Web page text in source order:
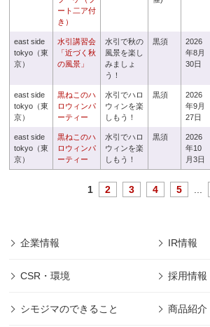
ート二ア付
き）
east side
tokyo（東
京）
水引講習会
「近づく秋
の風景」
水引で秋の
風景を楽し
みましょ
う！
黒須
2026
年8月
30日
east side
tokyo（東
京）
黒ねこのハ
ロウィンパ
ーティー
水引でハロ
ウィンを楽
しもう！
黒須
2026
年9月
27日
east side
tokyo（東
京）
黒ねこのハ
ロウィンパ
ーティー
水引でハロ
ウィンを楽
しもう！
黒須
2026
年10
月3日
1 2 3 4 5
企業情報 IR情報
CSR・環境 採用情報
シモジマのできること 商品紹介